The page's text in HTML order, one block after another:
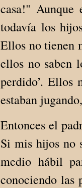
casa!" Aunque
todavía los
Ellos no tienen
ellos no saben
perdido’. Ellos
estaban
Entonces el
Si mis hijos no
medio hábil
conociendo las